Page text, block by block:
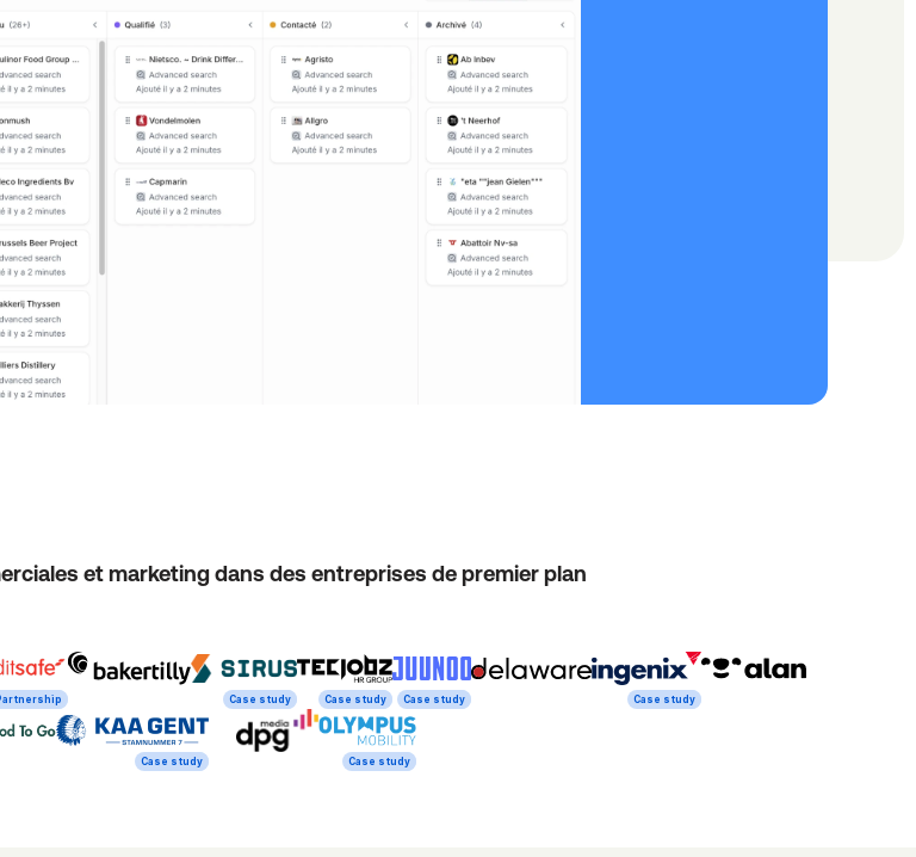
et marketing dans des entreprises de premier plan
Case study Case study Case study Case study
Case study Case study